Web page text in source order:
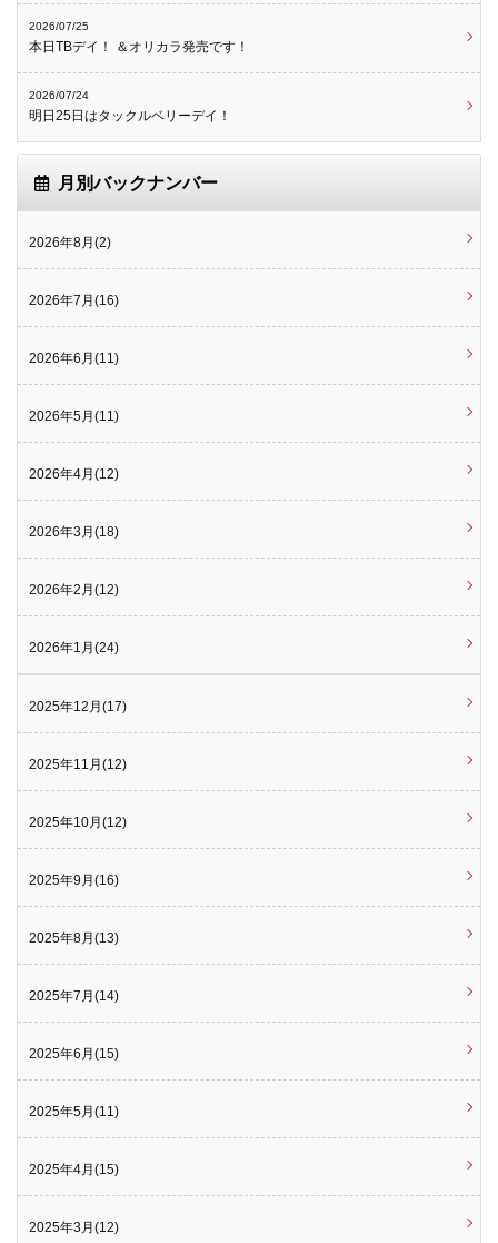
2026/07/25
本日TBデイ！ ＆オリカラ発売です！
2026/07/24
明日25日はタックルベリーデイ！
月別バックナンバー
2026年8月(2)
2026年7月(16)
2026年6月(11)
2026年5月(11)
2026年4月(12)
2026年3月(18)
2026年2月(12)
2026年1月(24)
2025年12月(17)
2025年11月(12)
2025年10月(12)
2025年9月(16)
2025年8月(13)
2025年7月(14)
2025年6月(15)
2025年5月(11)
2025年4月(15)
2025年3月(12)